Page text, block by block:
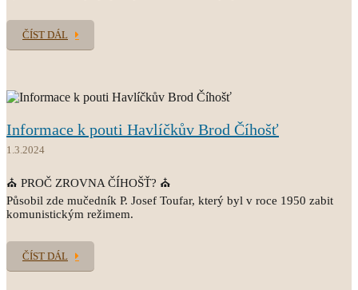
ČÍST DÁL
Informace k pouti Havlíčkův Brod Číhošť
1.3.2024
⛪ PROČ ZROVNA ČÍHOŠŤ? ⛪
Působil zde mučedník P. Josef Toufar, který byl v roce 1950 zabit
komunistickým režimem.
ČÍST DÁL